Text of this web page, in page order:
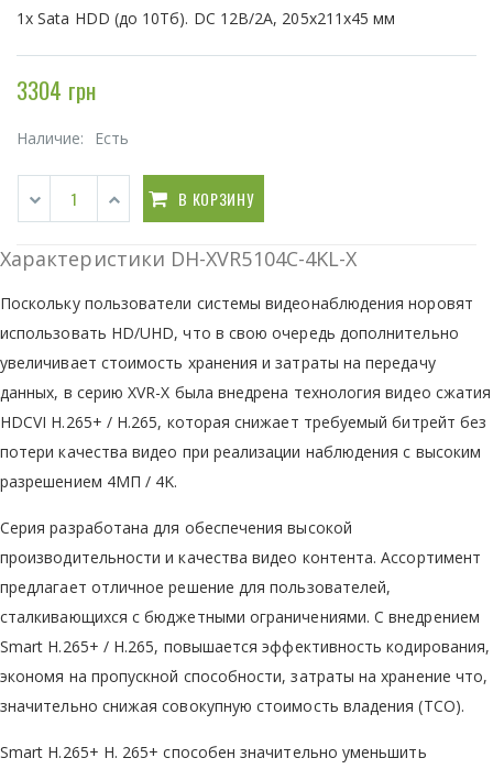
1x Sata HDD (до 10Тб). DC 12В/2А, 205x211x45 мм
3304 грн
Наличие: Есть
В КОРЗИНУ
Характеристики DH-XVR5104C-4KL-X
Поскольку пользователи системы видеонаблюдения норовят
использовать HD/UHD, что в свою очередь дополнительно
увеличивает стоимость хранения и затраты на передачу
данных, в серию XVR-X была внедрена технология видео сжатия
HDCVI H.265+ / H.265, которая снижает требуемый битрейт без
потери качества видео при реализации наблюдения с высоким
разрешением 4МП / 4K.
Cерия разработана для обеспечения высокой
производительности и качества видео контента. Ассортимент
предлагает отличное решение для пользователей,
сталкивающихся с бюджетными ограничениями. С внедрением
Smart H.265+ / H.265, повышается эффективность кодирования,
экономя на пропускной способности, затраты на хранение что,
значительно снижая совокупную стоимость владения (TCO).
Smart H.265+ H. 265+ способен значительно уменьшить